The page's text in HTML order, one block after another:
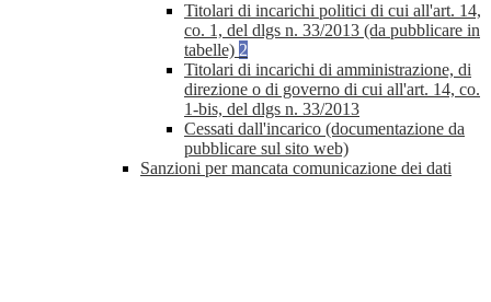
Titolari di incarichi politici di cui all'art. 14,
co. 1, del dlgs n. 33/2013 (da pubblicare in
tabelle) 2
Titolari di incarichi di amministrazione, di
direzione o di governo di cui all'art. 14, co.
1-bis, del dlgs n. 33/2013
Cessati dall'incarico (documentazione da
pubblicare sul sito web)
Sanzioni per mancata comunicazione dei dati